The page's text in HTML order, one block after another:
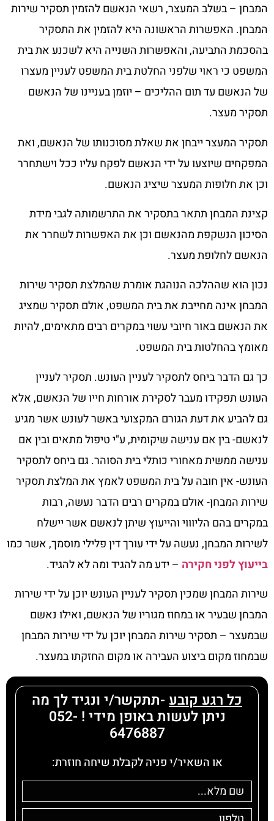
המבחן – בשלב המעצר, רשאי הנאשם להזמין תסקיר שירות
המבחן. האפשרות הראשונה היא להזמין את התסקיר
בהסכמת התביעה, והאפשרות השנייה היא לשכנע את בית
המשפט כי ראוי שלפני החלטת בית המשפט לעניין מעצרו
של הנאשם עד תום ההליכים – יוזמן בעניינו של הנאשם
תסקיר מעצר.
תסקיר המעצר ייבחן את שאלת מסוכנותו של הנאשם, ואת
המפקחים שיוצעו על ידי הנאשם לפקח עליו ככל וישתחרר
וכן את חלופות המעצר שיציג הנאשם.
קצינת המבחן תתאר בתסקיר את התרשמותה לגבי מידת
הסיכון הנשקפת מהנאשם וכן את האפשרות לשחרר את
הנאשם לחלופת מעצר.
נכון הוא שההלכה הנוהגת אומרת שהמלצת תסקיר שירות
המבחן אינה מחייבת את בית המשפט, אולם תסקיר שמציג
את הנאשם באור חיובי עשוי במקרים רבים מתאימים, להיות
מאומץ בהחלטות בית המשפט.
כך גם הדבר ביחס לתסקיר לעניין העונש. תסקיר לעניין
העונש תפקידו מעבר לסקירת אורחות חייו של הנאשם, אלא
גם להביע את דעת הגורם המקצועי באשר לעונש אשר מגיע
לנאשם- בין אם ענישה שיקומית, ע"י טיפול מתאים ובין אם
ענישה ממשית מאחורי כותלי בית הסוהר. גם ביחס לתסקיר
העונש- אין חובה על בית המשפט לאמץ את המלצת תסקיר
שירות המבחן- אולם במקרים רבים הדבר נעשה, רבות
במקרים בהם הליוווי והייעוץ שיתן לנאשם אשר יישלח
לשירות המבחן, נעשה על ידי עורך דין פלילי מוסמך, אשר כמו
בייעוץ לפני חקירה – ידע מה להגיד ומה לא להגיד.
שירות המבחן שמכין תסקיר לעניין העונש יוכן על ידי שירות
המבחן שבעיר או במחוז מגוריו של הנאשם, ואילו נאשם
שבמעצר – תסקיר שירות המבחן יוכן על ידי שירות המבחן
שבמחוז מקום ביצוע העבירה או מקום החזקתו במעצר.
כל רגע קובע -תתקשר/י ונגיד לך מה
ניתן לעשות באופן מידי ! 052-
6476887
או השאיר/י פניה לקבלת שיחה חוזרת: